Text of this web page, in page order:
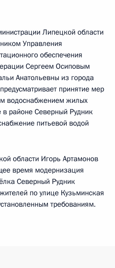
Липецкой области
Управления
обеспечения
Сергеем Осиповым
Анатольевны из города
принятие мер
водоснабжением жилых
районе Северный Рудник
питьевой водой
области Игорь Артамонов
время модернизация
Северный Рудник
по улице Кузьминская
требованиям.